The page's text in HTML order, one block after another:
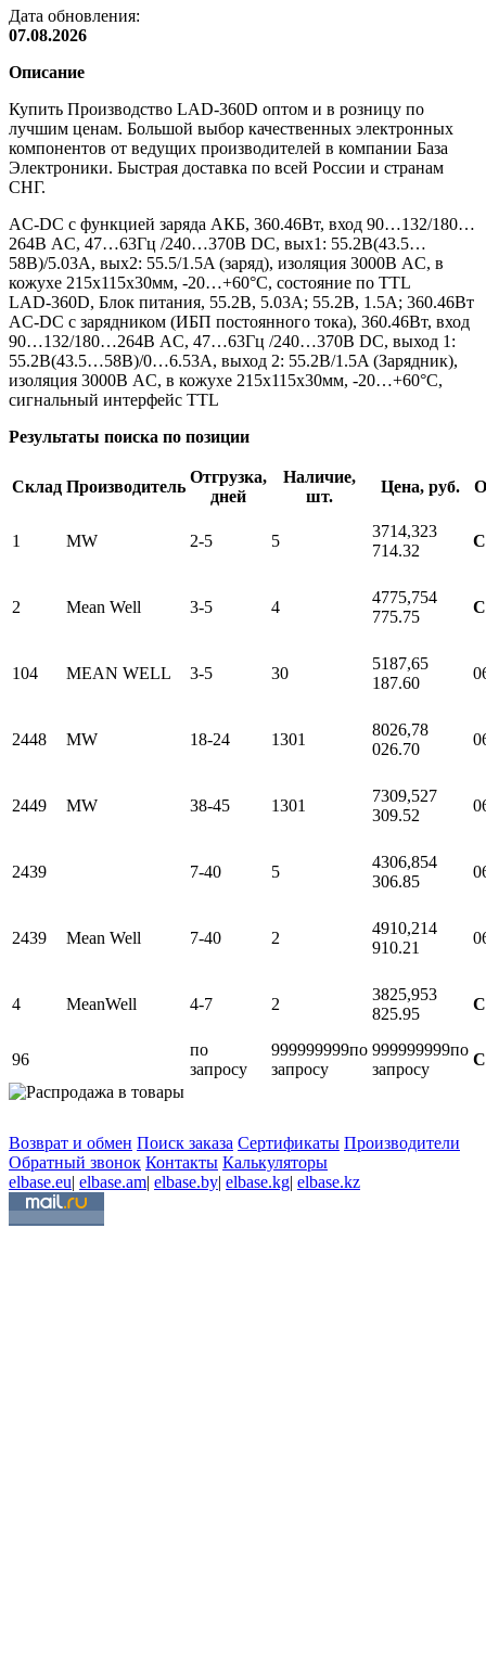
Дата обновления:
07.08.2026
Описание
Купить Производство LAD-360D оптом и в розницу по
лучшим ценам. Большой выбор качественных электронных
компонентов от ведущих производителей в компании База
Электроники. Быстрая доставка по всей России и странам
СНГ.
AC-DC с функцией заряда АКБ, 360.46Вт, вход 90…132/180…
264В AC, 47…63Гц /240…370В DC, вых1: 55.2В(43.5…
58В)/5.03A, вых2: 55.5/1.5A (заряд), изоляция 3000В AC, в
кожухе 215х115х30мм, -20…+60°С, состояние по TTL
LAD-360D, Блок питания, 55.2В, 5.03А; 55.2В, 1.5А; 360.46Вт
AC-DC с зарядником (ИБП постоянного тока), 360.46Вт, вход
90…132/180…264В AC, 47…63Гц /240…370В DC, выход 1:
55.2В(43.5…58В)/0…6.53A, выход 2: 55.2В/1.5A (Зарядник),
изоляция 3000В AC, в кожухе 215х115х30мм, -20…+60°С,
сигнальный интерфейс TTL
Результаты поиска по позиции
Склад Производитель
Отгрузка,
дней
Наличие,
шт.
Цена, руб.
1 MW 2-5 5
3714,323
714.32
2 Mean Well 3-5 4
4775,754
775.75
104 MEAN WELL 3-5 30
5187,65
187.60
2448 MW 18-24 1301
8026,78
026.70
2449 MW 38-45 1301
7309,527
309.52
2439 7-40 5
4306,854
306.85
2439 Mean Well 7-40 2
4910,214
910.21
4 MeanWell 4-7 2
3825,953
825.95
96
по
запросу
999999999по
запросу
999999999по
запросу
Возврат и обмен Поиск заказа Сертификаты Производители
Обратный звонок Контакты Калькуляторы
elbase.eu| elbase.am| elbase.by| elbase.kg| elbase.kz